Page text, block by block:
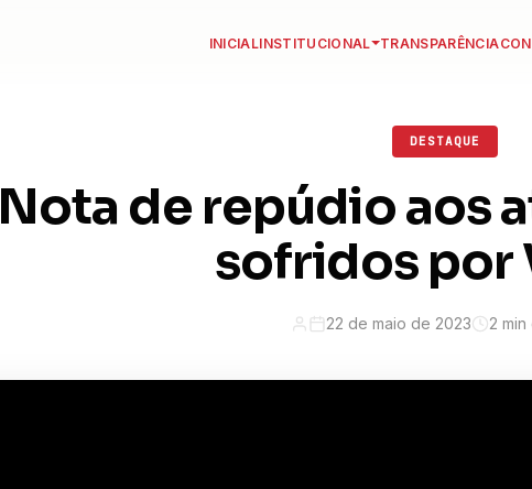
INICIALINSTITUCIONAL TRANSPARÊNCIA
DESTAQUE
Nota de repúdio aos
sofridos por
22 de maio de 2023 2